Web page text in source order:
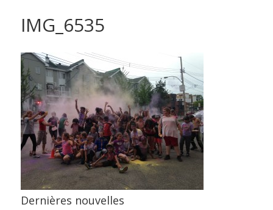
IMG_6535
Dernières nouvelles